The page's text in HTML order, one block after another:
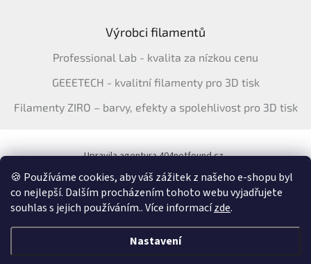
🍪 Používáme cookies, aby váš zážitek z našeho e-shopu byl
co nejlepší. Dalším procházením tohoto webu vyjadřujete
souhlas s jejich používáním.. Více informacízde.
Nastavení
Výrobci filamentů
Professional Lab - kvalita za nízkou cenu
GEEETECH - kvalitní filamenty pro 3D tisk
Filamenty ZIRO – barvy, efekty a spolehlivost pro 3D tisk
Upravila agentura 404notfound.cz
Katalog filamentů ERYONE pro ČR
Vytvořil Shoptet &